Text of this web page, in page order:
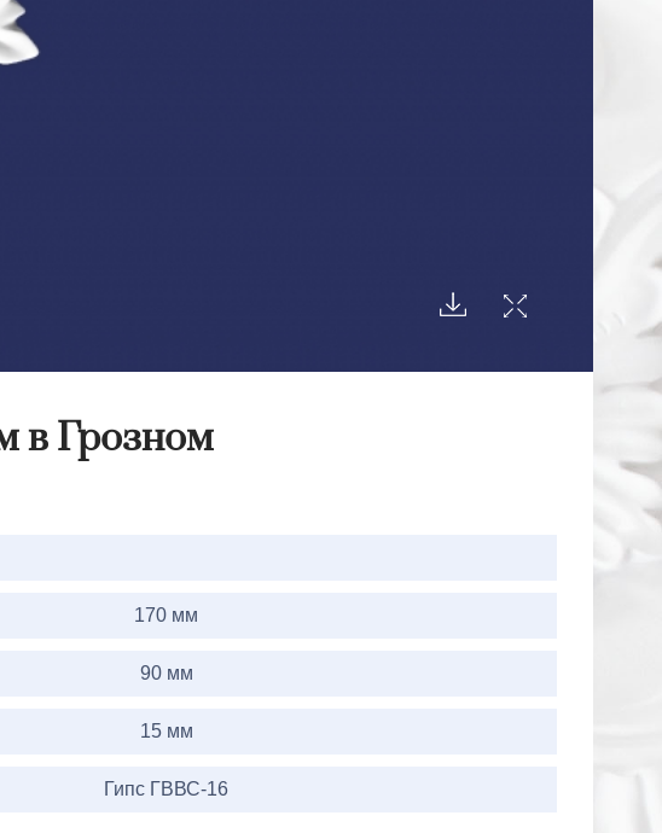
в Грозном
170 мм
90 мм
15 мм
Гипс ГВВС-16